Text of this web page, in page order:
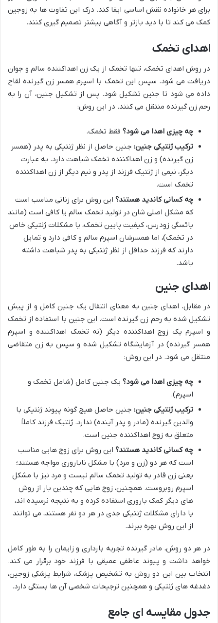
برای هر خانواده نقش اساسی ایفا کند. درک این تفاوت ها به زوجین
کمک می کند تا با دید بازتر و آگاهی بیشتر تصمیم گیری کنند.
اهدای تخمک
در روش اهدای تخمک، تنها تخمک از یک زن اهداکننده سالم و جوان
دریافت می شود. سپس این تخمک با اسپرم همسر زن گیرنده لقاح
داده می شود تا جنین تشکیل شود. پس از تشکیل جنین، آن را به
رحم زن گیرنده منتقل می کنند. در این روش:
چه چیزی اهدا می شود؟ فقط تخمک.
ترکیب ژنتیکی جنین: جنین حاصل از نظر ژنتیکی به پدر (همسر
زن گیرنده) و زن اهداکننده تخمک شباهت دارد. به عبارت
دیگر، نیمی از ژنتیک فرزند از پدر و نیم دیگر از زن اهداکننده
تخمک است.
چه کسانی کاندید هستند؟ این روش برای زنانی مناسب است
که مشکل اصلی شان در تولید تخمک سالم یا کافی است (مانند
یائسگی زودرس، کیفیت پایین تخمک، یا مشکلات ژنتیکی خاص
در تخمک)، اما همسرشان اسپرم سالم و کافی دارد و تمایل
دارند که فرزند حداقل از نظر ژنتیکی به پدر شباهت داشته
باشد.
اهدای جنین
در مقابل، اهدای جنین به معنای انتقال یک جنین کامل و از پیش
تشکیل شده به رحم زن گیرنده است. این جنین با استفاده از تخمک
و اسپرم یک زوج اهداکننده دیگر (نه تخمک اهداکننده و اسپرم
همسر گیرنده) در آزمایشگاه تشکیل شده و سپس به زن متقاضی
منتقل می شود. در این روش:
چه چیزی اهدا می شود؟ یک جنین کامل (شامل تخمک و
اسپرم).
ترکیب ژنتیکی جنین: جنین حاصل هیچ گونه پیوند ژنتیکی با
والدین گیرنده (مادر و پدر آینده) ندارد. ژنتیک فرزند کاملاً
متعلق به زوج اهداکننده جنین است.
چه کسانی کاندید هستند؟ این روش برای زوج هایی مناسب
است که هر دو (زن و مرد) با مشکل ناباروری مواجه هستند؛
یعنی زن قادر به تولید تخمک سالم نیست و مرد نیز با مشکل
اسپرم روبروست. همچنین، زوج هایی که چندین بار از روش
های دیگر کمک باروری استفاده کرده و به نتیجه نرسیده اند،
یا دارای مشکلات ژنتیکی جدی در هر دو نفر هستند، می توانند
از این روش بهره ببرند.
در هر دو روش، مادر گیرنده تجربه بارداری و زایمان را به طور کامل
خواهد داشت و پیوند عاطفی عمیقی با فرزند خود برقرار می کند.
انتخاب بین این دو روش به تشخیص پزشک، شرایط پزشکی زوجین،
دغدغه های ژنتیکی و همچنین ترجیحات شخصی آن ها بستگی دارد.
جدول مقایسه ای جامع